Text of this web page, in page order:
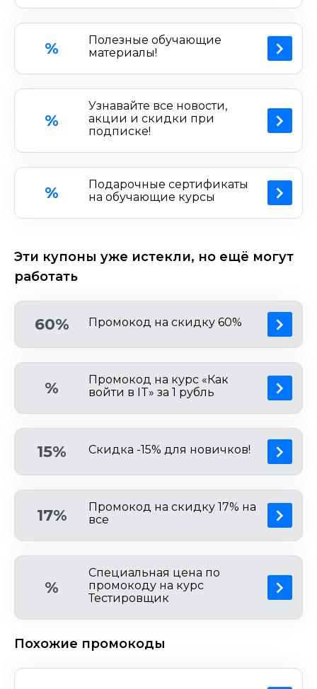
%
Полезные обучающие
материалы!
%
Узнавайте все новости,
акции и скидки при
подписке!
%
Подарочные сертификаты
на обучающие курсы
Эти купоны уже истекли, но ещё могут
работать
60% Промокод на скидку 60%
%
Промокод на курс «Как
войти в IT» за 1 рубль
15% Скидка -15% для новичков!
17%
Промокод на скидку 17% на
все
%
Специальная цена по
промокоду на курс
Тестировщик
Похожие промокоды